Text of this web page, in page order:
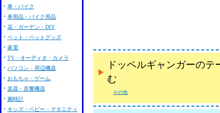
ドッペルギャンガーの
む
その他
車・バイク
車用品・バイク用品
花・ガーデン・DIY
ペット・ペットグッズ
家電
TV・オーディオ・カメラ
パソコン・周辺機器
おもちゃ・ゲーム
楽器・音響機器
腕時計
キッズ・ベビー・マタニティ